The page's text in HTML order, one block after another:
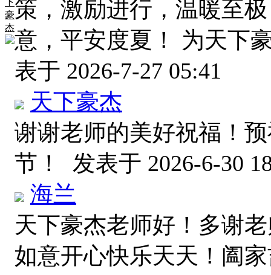
豪
杰
策，激励进行，温暖至
意，平安度夏！ 为天下
表于 2026-7-27 05:41
天下豪杰
谢谢老师的美好祝福！
节！ 发表于 2026-6-30
海兰
天下豪杰老师好！多谢
如意开心快乐天天！阖